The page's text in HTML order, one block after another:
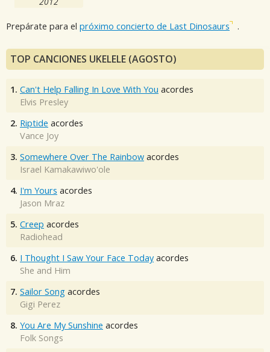
Prepárate para el próximo concierto de Last Dinosaurs .
TOP CANCIONES UKELELE (AGOSTO)
1. Can't Help Falling In Love With You acordes
Elvis Presley
2. Riptide acordes
Vance Joy
3. Somewhere Over The Rainbow acordes
Israel Kamakawiwo'ole
4. I'm Yours acordes
Jason Mraz
5. Creep acordes
Radiohead
6. I Thought I Saw Your Face Today acordes
She and Him
7. Sailor Song acordes
Gigi Perez
8. You Are My Sunshine acordes
Folk Songs